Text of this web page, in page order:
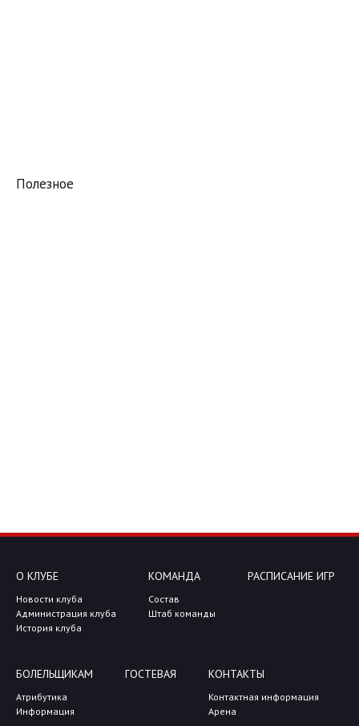
Полезное
О КЛУБЕ
Новости клуба
Администрация клуба
История клуба
КОМАНДА
Состав
Штаб команды
РАСПИСАНИЕ ИГР
БОЛЕЛЬЩИКАМ
Атрибутика
Информация
ГОСТЕВАЯ КОНТАКТЫ
Контактная информация
Арена